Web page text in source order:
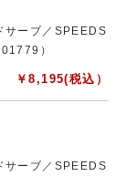
サーブ／SPEEDS
）
￥8,195(税込）
サーブ／SPEEDS